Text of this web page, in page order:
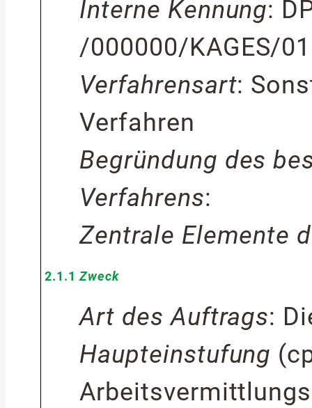
Interne Kennung:
/000000/KAGES/01
Verfahrensart:
Verfahren
Begründung des
Verfahrens:
Zentrale Elemente
2.1.1Zweck
Art des Auftrags:
Haupteinstufung (